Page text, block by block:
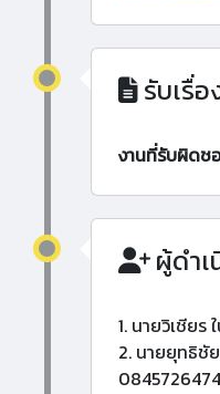
รับเรื่อ
งานที่รับผิดช
ผู้ดำ
1. นายวิเชียร
2. นายยุทธิชั
0845726474